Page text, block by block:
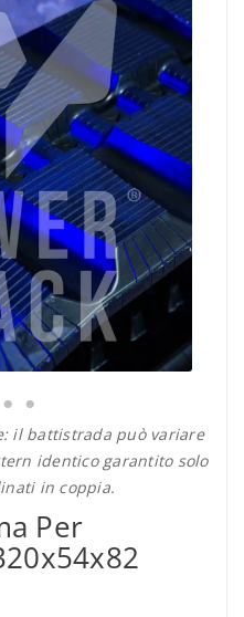
il battistrada può variare
identico garantito solo
in coppia.
Per